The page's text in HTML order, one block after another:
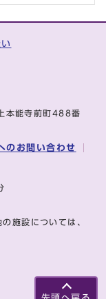
本能寺前町488番
のお問い合わせ
施設については、